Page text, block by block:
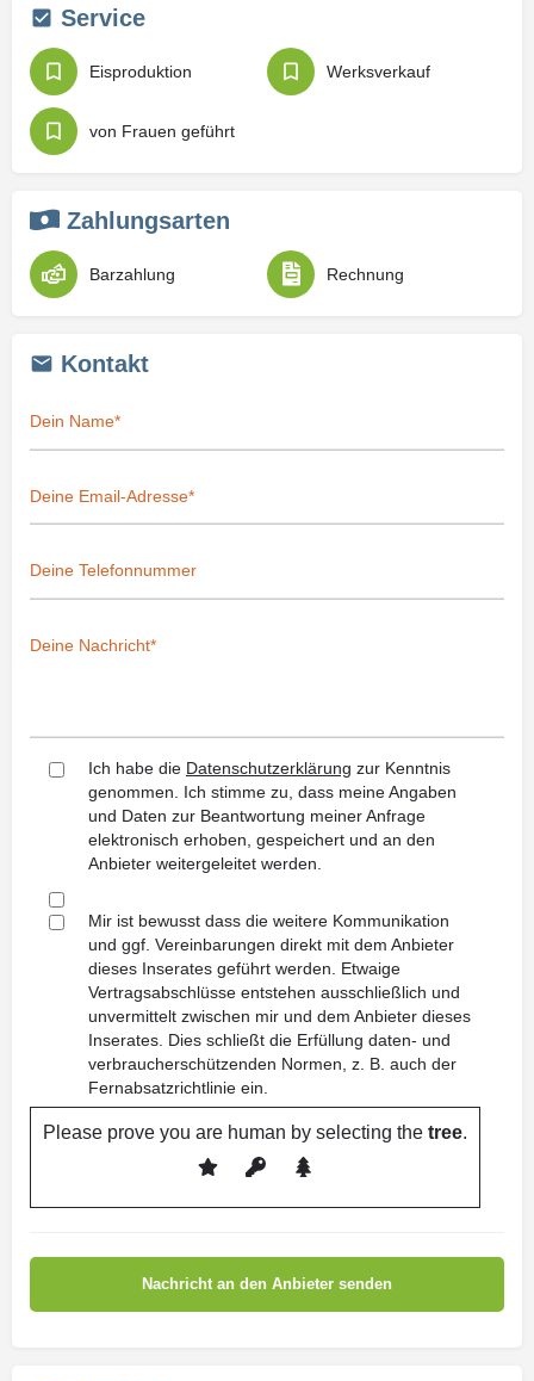
Service
Eisproduktion Werksverkauf
von Frauen geführt
Zahlungsarten
Barzahlung Rechnung
Kontakt
Ich habe die Datenschutzerklärung zur Kenntnis
genommen. Ich stimme zu, dass meine Angaben
und Daten zur Beantwortung meiner Anfrage
elektronisch erhoben, gespeichert und an den
Anbieter weitergeleitet werden.
Mir ist bewusst dass die weitere Kommunikation
und ggf. Vereinbarungen direkt mit dem Anbieter
dieses Inserates geführt werden. Etwaige
Vertragsabschlüsse entstehen ausschließlich und
unvermittelt zwischen mir und dem Anbieter dieses
Inserates. Dies schließt die Erfüllung daten- und
verbraucherschützenden Normen, z. B. auch der
Fernabsatzrichtlinie ein.
Please prove you are human by selecting the tree.